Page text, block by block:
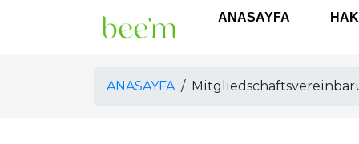
ANASAYFA
ANASAYFA /